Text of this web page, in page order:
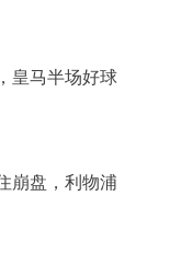
皇马半场好球
崩盘，利物浦